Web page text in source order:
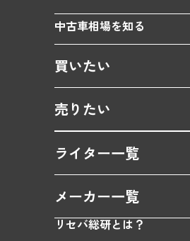
中古車相場を知る
買いたい
売りたい
ライター一覧
メーカー一覧
リセバ総研とは？